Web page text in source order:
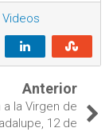
Videos
Anterior
a la Virgen de
12 de